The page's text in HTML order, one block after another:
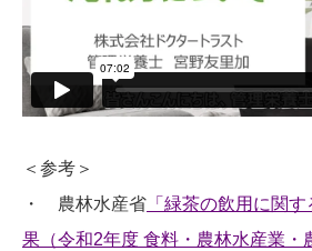
＜参考＞
・ 農林水産省 「緑茶の飲用に関
果（令和2年度 食料・農林水産業・